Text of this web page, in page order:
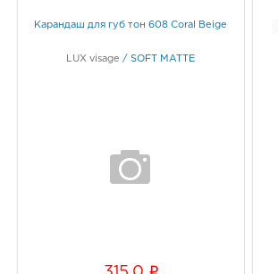
Карандаш для губ тон 608 Coral Beige
LUX visage /SOFT MATTE